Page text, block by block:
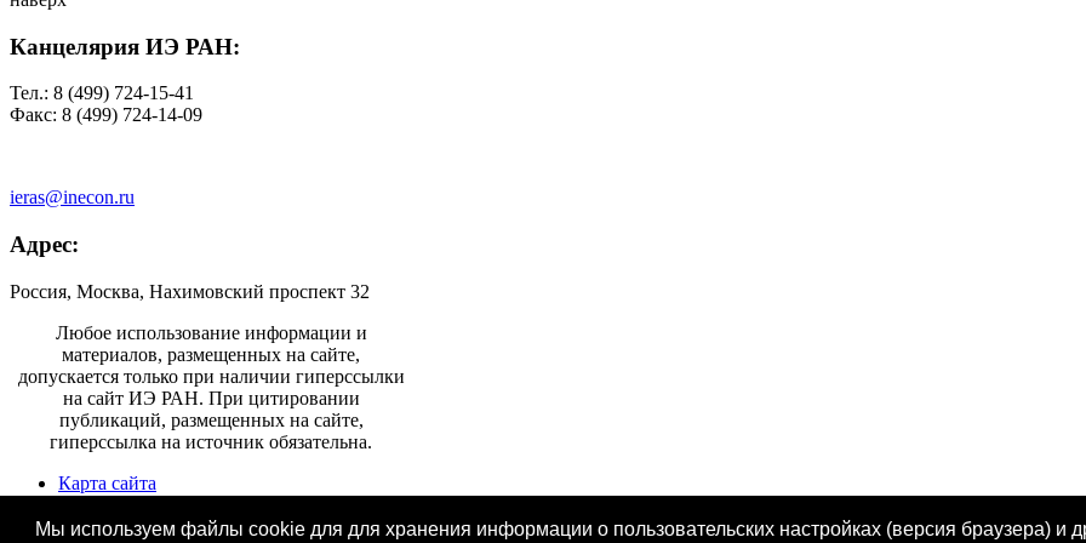
Мы используем файлы cookie для для хранения информации о пользовательских настройках (версия браузера) и
Канцелярия ИЭ РАН:
Тел.: 8 (499) 724-15-41
Факс: 8 (499) 724-14-09
ieras@inecon.ru
Адрес:
Россия, Москва, Нахимовский проспект 32
Любое использование информации и
материалов, размещенных на сайте,
допускается только при наличии гиперссылки
на сайт ИЭ РАН. При цитировании
публикаций, размещенных на сайте,
гиперссылка на источник обязательна.
Карта сайта
Контактная информация